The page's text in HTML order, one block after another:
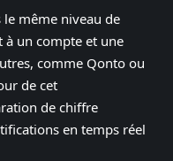
le même niveau de
un compte et une
comme Qonto ou
de cet
de chiffre
en temps réel